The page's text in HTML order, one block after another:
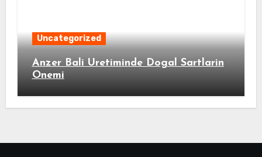
Uncategorized
Anzer Bali Uretiminde Dogal Sartlarin
Onemi